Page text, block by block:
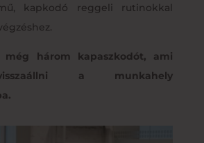
kapkodó reggeli rutinokkal
még három kapaszkodót, ami
a munkahely